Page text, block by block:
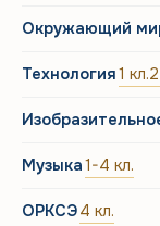
Окружающий
Технология1 кл.
Музыка1-4 кл.
ОРКСЭ4 кл.